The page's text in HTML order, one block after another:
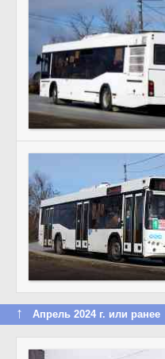
↑ Апрель 2024 г. или ранее